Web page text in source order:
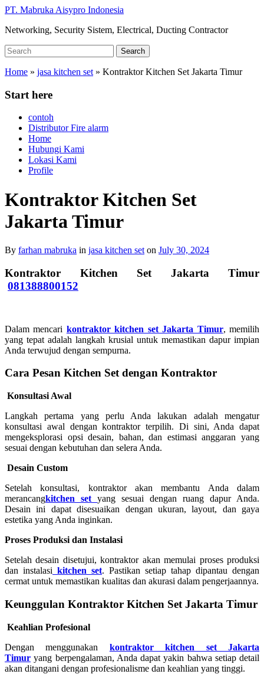
Skip
main
PT. Mabruka Aisypro Indonesia
Networking, Security Sistem, Electrical, Ducting Contractor
Search
for:
Search
Home » jasa kitchen set » Kontraktor Kitchen Set Jakarta Timur
Start here
contoh
Distributor Fire alarm
Home
Hubungi Kami
Lokasi Kami
Profile
Kontraktor Kitchen Set
Jakarta Timur
By farhan mabruka in jasa kitchen set on July 30, 2024
Kontraktor Kitchen Set Jakarta Timur
081388800152
Dalam mencari kontraktor kitchen set Jakarta Timur, memilih
yang tepat adalah langkah krusial untuk memastikan dapur impian
Anda terwujud dengan sempurna.
Cara Pesan Kitchen Set dengan Kontraktor
Konsultasi Awal
Langkah pertama yang perlu Anda lakukan adalah mengatur
konsultasi awal dengan kontraktor terpilih. Di sini, Anda dapat
mengeksplorasi opsi desain, bahan, dan estimasi anggaran yang
sesuai dengan kebutuhan dan selera Anda.
Desain Custom
Setelah konsultasi, kontraktor akan membantu Anda dalam
merancangkitchen set yang sesuai dengan ruang dapur Anda.
Desain ini dapat disesuaikan dengan ukuran, layout, dan gaya
estetika yang Anda inginkan.
Proses Produksi dan Instalasi
Setelah desain disetujui, kontraktor akan memulai proses produksi
dan instalasi kitchen set. Pastikan setiap tahap dipantau dengan
cermat untuk memastikan kualitas dan akurasi dalam pengerjaannya.
Keunggulan Kontraktor Kitchen Set Jakarta Timur
Keahlian Profesional
Dengan menggunakan kontraktor kitchen set Jakarta
Timur yang berpengalaman, Anda dapat yakin bahwa setiap detail
akan ditangani dengan profesionalisme dan keahlian yang tinggi.